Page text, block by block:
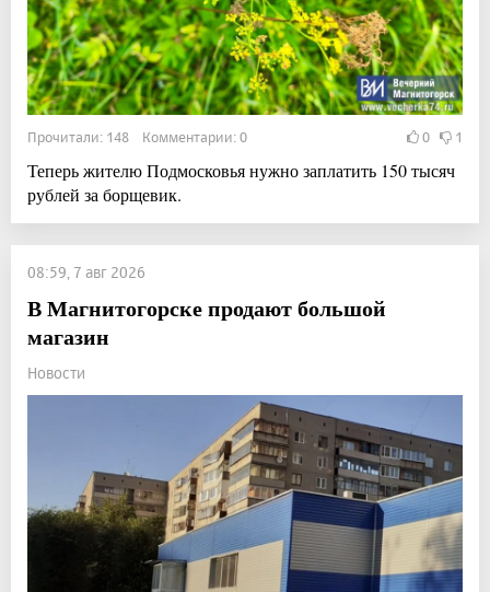
Прочитали: 148 Комментарии: 0 0 1
Теперь жителю Подмосковья нужно заплатить 150 тысяч
рублей за борщевик.
08:59, 7 авг 2026
В Магнитогорске продают большой
магазин
Новости